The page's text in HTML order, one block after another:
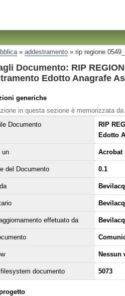
» addestramento» rip regione
Documento: RIP
Edotto Anagrafe
generiche
in questa sezione è memorizzata
Documento
RIP
Edotto
un Acrobat
del Documento 0.1
effetuato da
Nessun
documento 5073